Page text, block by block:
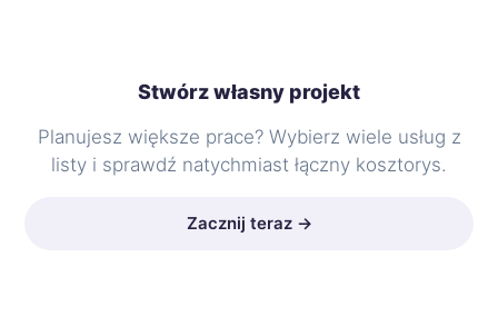
Stwórz własny projekt
Planujesz większe prace? Wybierz wiele usług z
listy i sprawdź natychmiast łączny kosztorys.
Zacznij teraz →